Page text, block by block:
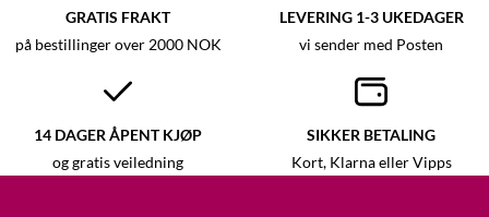
GRATIS FRAKT
på bestillinger over 2000 NOK
LEVERING 1-3 UKEDAGER
vi sender med Posten
14 DAGER ÅPENT KJØP
og gratis veiledning
SIKKER BETALING
Kort, Klarna eller Vipps